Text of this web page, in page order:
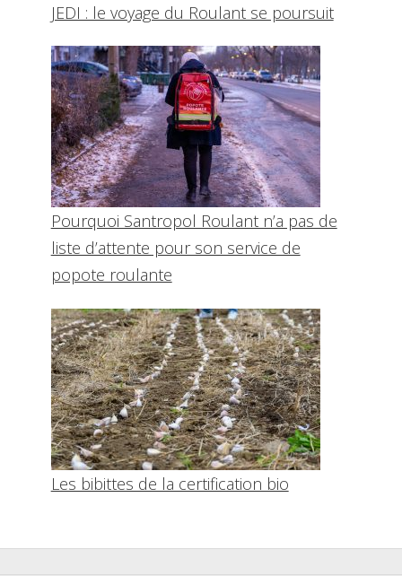
JEDI : le voyage du Roulant se poursuit
Pourquoi Santropol Roulant n’a pas de
liste d’attente pour son service de
popote roulante
Les bibittes de la certification bio